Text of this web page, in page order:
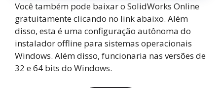
Você também pode baixar o SolidWorks Online
gratuitamente clicando no link abaixo. Além
disso, esta é uma configuração autônoma do
instalador offline para sistemas operacionais
Windows. Além disso, funcionaria nas versões de
32 e 64 bits do Windows.